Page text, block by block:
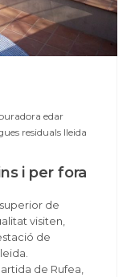
edar
residuals lleida
i per fora
de
visiten,
de
de Rufea,